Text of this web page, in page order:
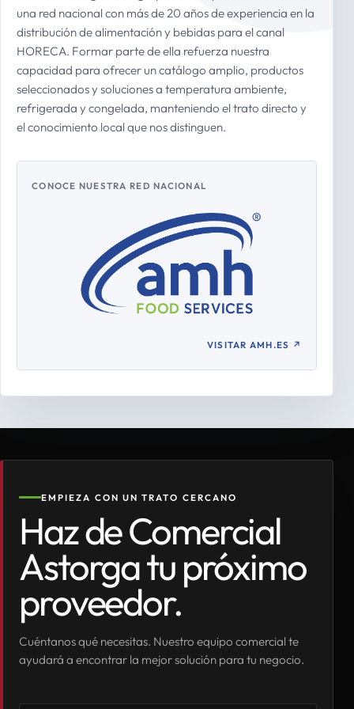
una red nacional con más de 20 años de experiencia en la
distribución de alimentación y bebidas para el canal
HORECA. Formar parte de ella refuerza nuestra
capacidad para ofrecer un catálogo amplio, productos
seleccionados y soluciones a temperatura ambiente,
refrigerada y congelada, manteniendo el trato directo y
el conocimiento local que nos distinguen.
CONOCE NUESTRA RED NACIONAL
VISITAR AMH.ES ↗
EMPIEZA CON UN TRATO CERCANO
Haz de Comercial
Astorga tu próximo
proveedor.
Cuéntanos qué necesitas. Nuestro equipo comercial te
ayudará a encontrar la mejor solución para tu negocio.